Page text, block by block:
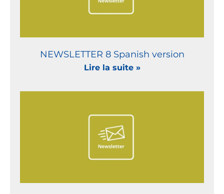
NEWSLETTER 8 Spanish version
Lire la suite »